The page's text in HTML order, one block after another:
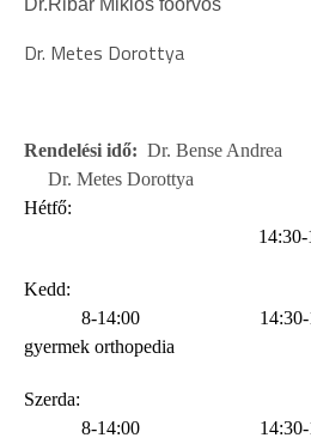
Dr.Ribár Miklós főorvos
Dr. Metes Dorottya
Rendelési idő: Dr. Bense Andrea
Dr. Metes Dorottya
Hétfő:
Kedd:
8-14:00
gyermek orthopedia
Szerda:
8-14:00